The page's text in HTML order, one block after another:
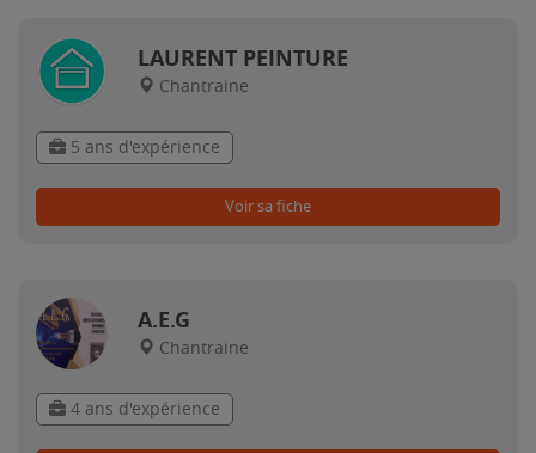
LAURENT PEINTURE
Chantraine
5 ans d'expérience
Voir sa fiche
A.E.G
Chantraine
4 ans d'expérience